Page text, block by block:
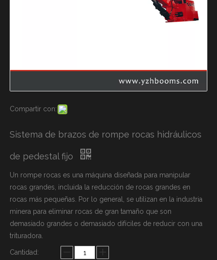
Compartir con:
Sistema de brazos de rompe rocas hidráulicos
de pedestal fijo
Un rompe rocas es una máquina diseñada para manipular
rocas grandes, incluida la reducción de rocas grandes en
rocas más pequeñas. Por lo general, se utilizan en la industria
minera para eliminar rocas de gran tamaño que son
demasiado grandes o demasiado difíciles de reducir con una
trituradora.
Cantidad: